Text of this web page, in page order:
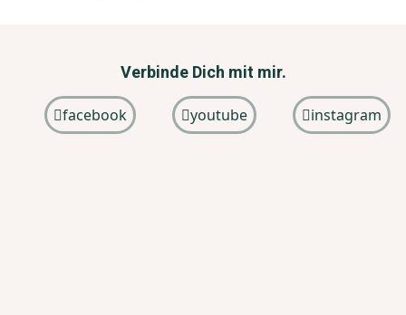
Verbinde Dich mit mir.
facebook youtube instagram